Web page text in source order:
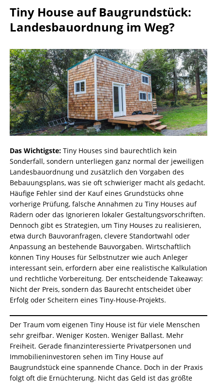
Tiny House auf Baugrundstück:
Landesbauordnung im Weg?
Das Wichtigste: Tiny Houses sind baurechtlich kein
Sonderfall, sondern unterliegen ganz normal der jeweiligen
Landesbauordnung und zusätzlich den Vorgaben des
Bebauungsplans, was sie oft schwieriger macht als gedacht.
Häufige Fehler sind der Kauf eines Grundstücks ohne
vorherige Prüfung, falsche Annahmen zu Tiny Houses auf
Rädern oder das Ignorieren lokaler Gestaltungsvorschriften.
Dennoch gibt es Strategien, um Tiny Houses zu realisieren,
etwa durch Bauvoranfragen, clevere Standortwahl oder
Anpassung an bestehende Bauvorgaben. Wirtschaftlich
können Tiny Houses für Selbstnutzer wie auch Anleger
interessant sein, erfordern aber eine realistische Kalkulation
und rechtliche Vorbereitung. Der entscheidende Takeaway:
Nicht der Preis, sondern das Baurecht entscheidet über
Erfolg oder Scheitern eines Tiny-House-Projekts.
Der Traum vom eigenen Tiny House ist für viele Menschen
sehr greifbar. Weniger Kosten. Weniger Ballast. Mehr
Freiheit. Gerade finanzinteressierte Privatpersonen und
Immobilieninvestoren sehen im Tiny House auf
Baugrundstück eine spannende Chance. Doch in der Praxis
folgt oft die Ernüchterung. Nicht das Geld ist das größte